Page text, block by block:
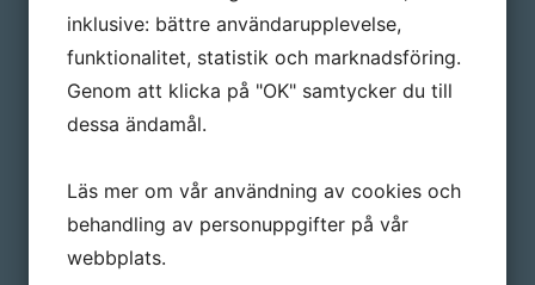
Vi hjelper bedrifter med å bygge
forretningsrelasjoner
bådepå kort og lang sikt. For å kunne
gjennomføre dette
arrengerer vi regionale messer i
nærheten av
inklusive: bättre användarupplevelse,
funktionalitet, statistik och marknadsföring.
Genom att klicka på "OK" samtycker du till
dessa ändamål.
Läs mer om vår användning av cookies och
behandling av personuppgifter på vår
webbplats.